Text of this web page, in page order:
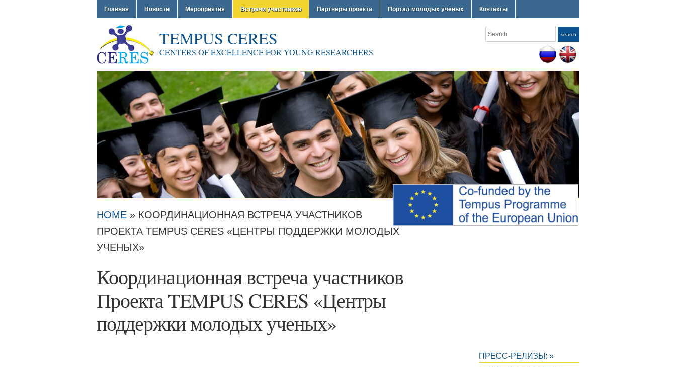
Главная Новости Мероприятия Встречи участников Партнеры проекта Портал молодых учёных Контакты
TEMPUS CERES
CENTERS OF EXCELLENCE FOR YOUNG RESEARCHERS
Search search
HOME » КООРДИНАЦИОННАЯ ВСТРЕЧА УЧАСТНИКОВ
ПРОЕКТА TEMPUS CERES «ЦЕНТРЫ ПОДДЕРЖКИ МОЛОДЫХ
УЧЕНЫХ»
Координационная встреча участников
Проекта TEMPUS CERES «Центры
поддержки молодых ученых»
ПРЕСС-РЕЛИЗЫ: »